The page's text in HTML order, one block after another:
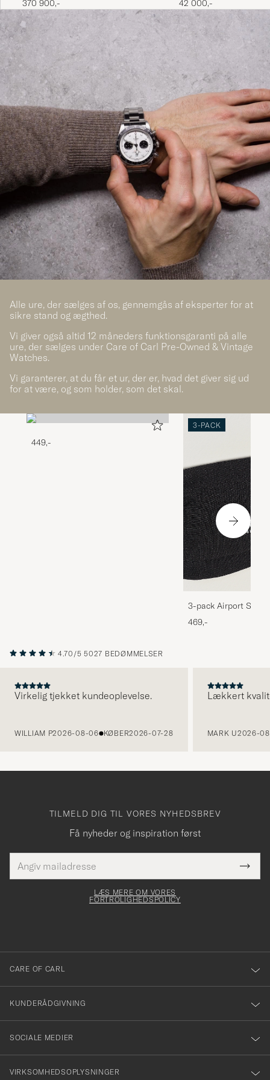
370 900,-
42 000,-
Alle ure, der sælges af os, gennemgås af eksperter for at
sikre stand og ægthed.
Vi giver også altid 12 måneders funktionsgaranti på alle
ure, der sælges under Care of Carl Pre-Owned & Vintage
Watches.
Vi garanterer, at du får et ur, der er, hvad det giver sig ud
for at være, og som holder, som det skal.
449,-
3-PACK
3-pack Airport
Melange
469,-
4.70/5 5027 BEDØMMELSER
Virkelig tjekket kundeoplevelse.
WILLIAM P2026-08-06 KØBER2026-07-28
Lækkert
MARK U2026-
TILMELD DIG TIL VORES NYHEDSBREV
Få nyheder og inspiration først
mailadresse
skal
Tack
för
dig
till
vårt
nyhetsbrev!
LÆS MERE OM VORES
FORTROLIGHEDSPOLICY
CARE OF CARL
KUNDERÅDGIVNING
SOCIALE MEDIER
VIRKSOMHEDSOPLYSNINGER